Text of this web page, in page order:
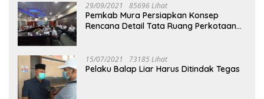
29/09/2021 85696 Lihat
Pemkab Mura Persiapkan Konsep
Rencana Detail Tata Ruang Perkotaan
15/07/2021 73185 Lihat
Pelaku Balap Liar Harus Ditindak Tegas